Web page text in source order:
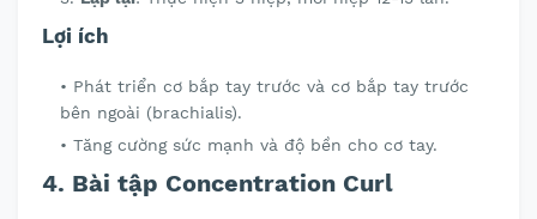
Lợi ích
Phát triển cơ bắp tay trước và cơ bắp tay trước
bên ngoài (brachialis).
Tăng cường sức mạnh và độ bền cho cơ tay.
4. Bài tập Concentration Curl